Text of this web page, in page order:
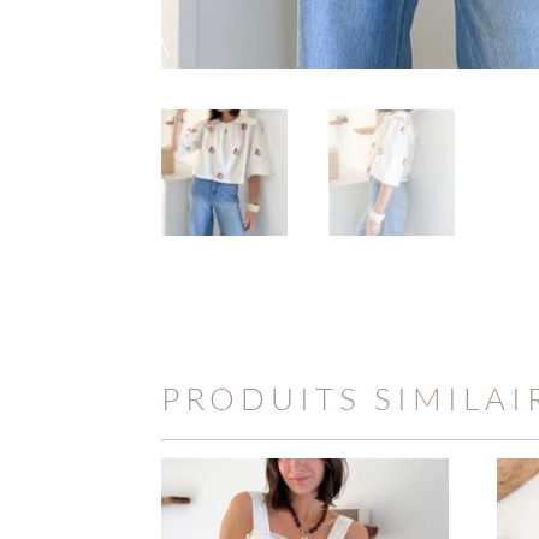
PRODUITS